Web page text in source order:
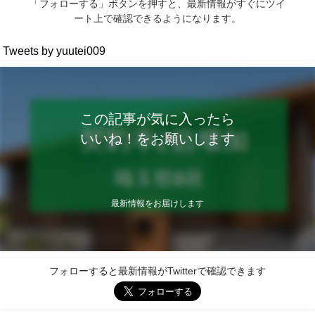
「フォローする」ボタンを押すと、最新情報がすぐにツイ
ート上で確認できるようになります。
Tweets by yuutei009
この記事が気に入ったら
いいね！をお願いします
最新情報をお届けします
フォローすると最新情報がTwitterで確認できます